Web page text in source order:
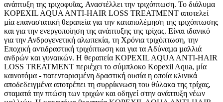
ανάπτυξη της τριχοφυΐας, Αναστέλλει την τριχόπτωση. Το διάλυµα
KOPEXIL AQUA ANTI-HAIR LOSS TREATMENT αποτελεί
µία επαναστατική θεραπεία για την καταπολέµηση της τριχόπτωσης
και για την ενεργοποίηση της ανάπτυξης της τρίχας. Είναι ιδανικό
για την Ανδρογενετική αλωπεκία, τη Χρόνια τριχόπτωση, την
Εποχική αντιδραστική τριχόπτωση και για τα Αδύναµα µαλλιά
ανδρών και γυναικών. Η θεραπεία KOPEXIL AQUA ANTI-HAIR
LOSS TREATMENT περιέχει το σύµπλοκο Kopexil Aqua, μία
καινοτόµα - πατενταρισµένη δραστική ουσία η οποία κλινικά
αποδεδειγµένα αποτρέπει τη συρρίκνωση του θύλακα της τρίχας,
σταµατά την πτώση των τριχών και οδηγεί στην ανάπτυξη νέων